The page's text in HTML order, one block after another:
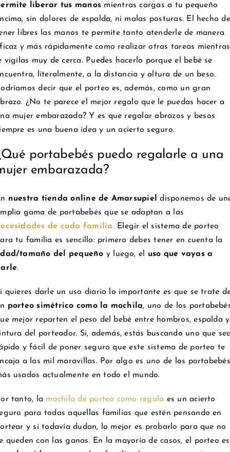
liberar tus manos mientras cargas a tu pequeño
sin dolores de espalda, ni malas posturas. El hecho de
libres las manos te permite tanto atenderle de manera
y más rápidamente como realizar otras tareas mientras
vigilas muy de cerca. Puedes hacerlo porque el bebé se
literalmente, a la distancia y altura de un beso.
decir que el porteo es, además, como un gran
¿No te parece el mejor regalo que le puedas hacer a
mujer embarazada? Y es que regalar abrazos y besos
es una buena idea y un acierto seguro.
portabebés puedo regalarle a una
embarazada?
nuestra tienda online de Amarsupiel disponemos de
gama de portabebés que se adaptan a las
de cada familia. Elegir el sistema de porteo
tu familia es sencillo: primero debes tener en cuenta la
tamaño del pequeño y luego, el uso que vayas a
.
quieres darle un uso diario lo importante es que se trate
porteo simétrico como la mochila, uno de los
mejor reparten el peso del bebé entre hombros, espalda y
del porteador. Si, además, estás buscando uno que
y fácil de poner seguro que este sistema de porteo te
a las mil maravillas. Por algo es uno de los portabebés
usados actualmente en todo el mundo.
tanto, la mochila de porteo como regalo es un acierto
para todas aquellas familias que estén pensando en
y si todavía dudan, lo mejor es probarlo para que no
queden con las ganas. En la mayoría de casos, el porteo es